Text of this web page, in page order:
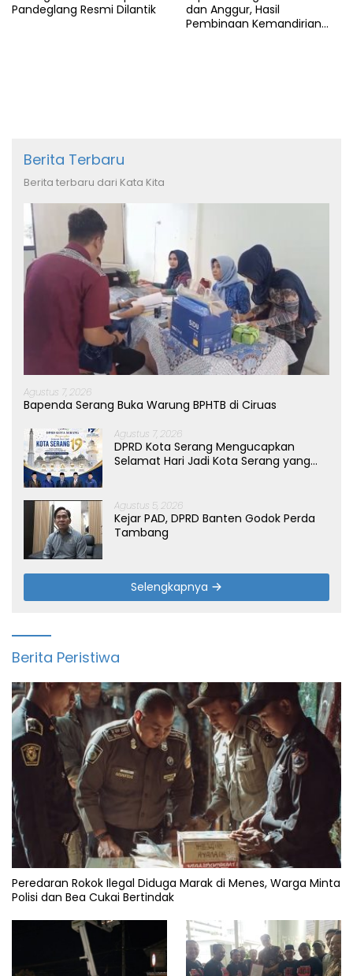
Pandeglang Resmi Dilantik
dan Anggur, Hasil
Pembinaan Kemandirian
Berita Terbaru
Berita terbaru dari Kata Kita
Agustus 7, 2026
Bapenda Serang Buka Warung BPHTB di Ciruas
Agustus 7, 2026
DPRD Kota Serang Mengucapkan
Selamat Hari Jadi Kota Serang yang
Agustus 5, 2026
Kejar PAD, DPRD Banten Godok Perda
Tambang
Selengkapnya
Berita Peristiwa
Peredaran Rokok Ilegal Diduga Marak di Menes, Warga Minta
Polisi dan Bea Cukai Bertindak